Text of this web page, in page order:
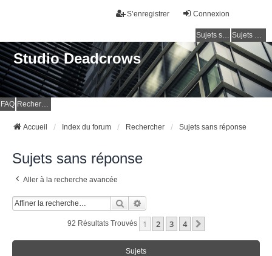
Connexion
S’enregistrer
Sujets sans réponse Sujets actifs
Studio Deadcrows
FAQ Rechercher
Accueil Index du forum Rechercher Sujets sans réponse
Sujets sans réponse
Aller à la recherche avancée
Rechercher
92 Résultats Trouvés 1 2 3 4
Sujets